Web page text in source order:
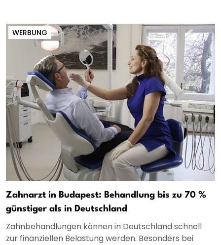
WERBUNG
Zahnarzt in Budapest: Behandlung bis zu 70 %
günstiger als in Deutschland
Zahnbehandlungen können in Deutschland schnell
zur finanziellen Belastung werden. Besonders bei